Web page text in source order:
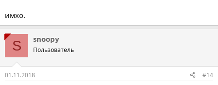
имхо.
S snoopy
Пользователь
01.11.2018 #14